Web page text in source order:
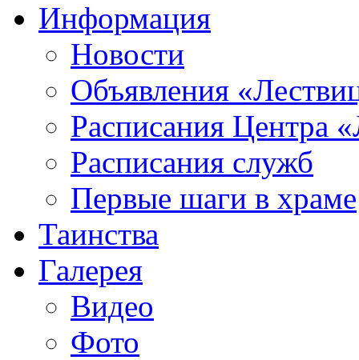
Информация
Новости
Объявления
Расписания Центра
Расписания служб
Первые шаги в храме
Таинства
Галерея
Видео
Фото